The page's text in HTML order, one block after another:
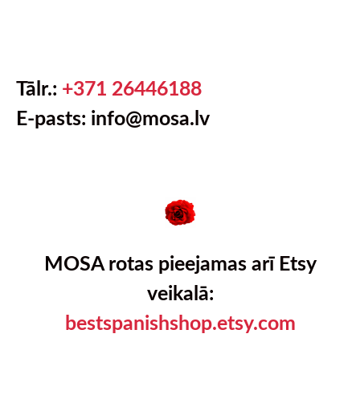
Tālr.: +371 26446188
E-pasts: info@mosa.lv
MOSA rotas pieejamas arī Etsy
veikalā:
bestspanishshop.etsy.com